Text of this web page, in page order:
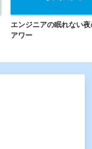
エンジニアの眠れない
アワー